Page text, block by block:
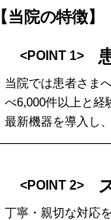
【当院の特徴】
<POINT 1>
当院では患者さま
べ6,000件以上と経
最新機器を導入し
<POINT 2>
丁寧・親切な対応